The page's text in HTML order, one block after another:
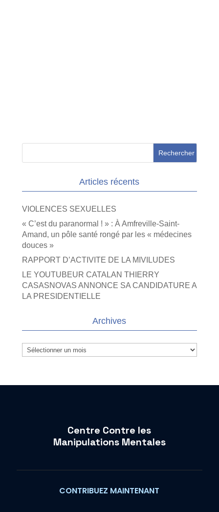
Articles récents
VIOLENCES SEXUELLES
« C’est du paranormal ! » : À Amfreville-Saint-
Amand, un pôle santé rongé par les « médecines
douces »
RAPPORT D’ACTIVITE DE LA MIVILUDES
LE YOUTUBEUR CATALAN THIERRY
CASASNOVAS ANNONCE SA CANDIDATURE A
LA PRESIDENTIELLE
Archives
Archives
Centre Contre les
Manipulations Mentales
CONTRIBUEZ MAINTENANT